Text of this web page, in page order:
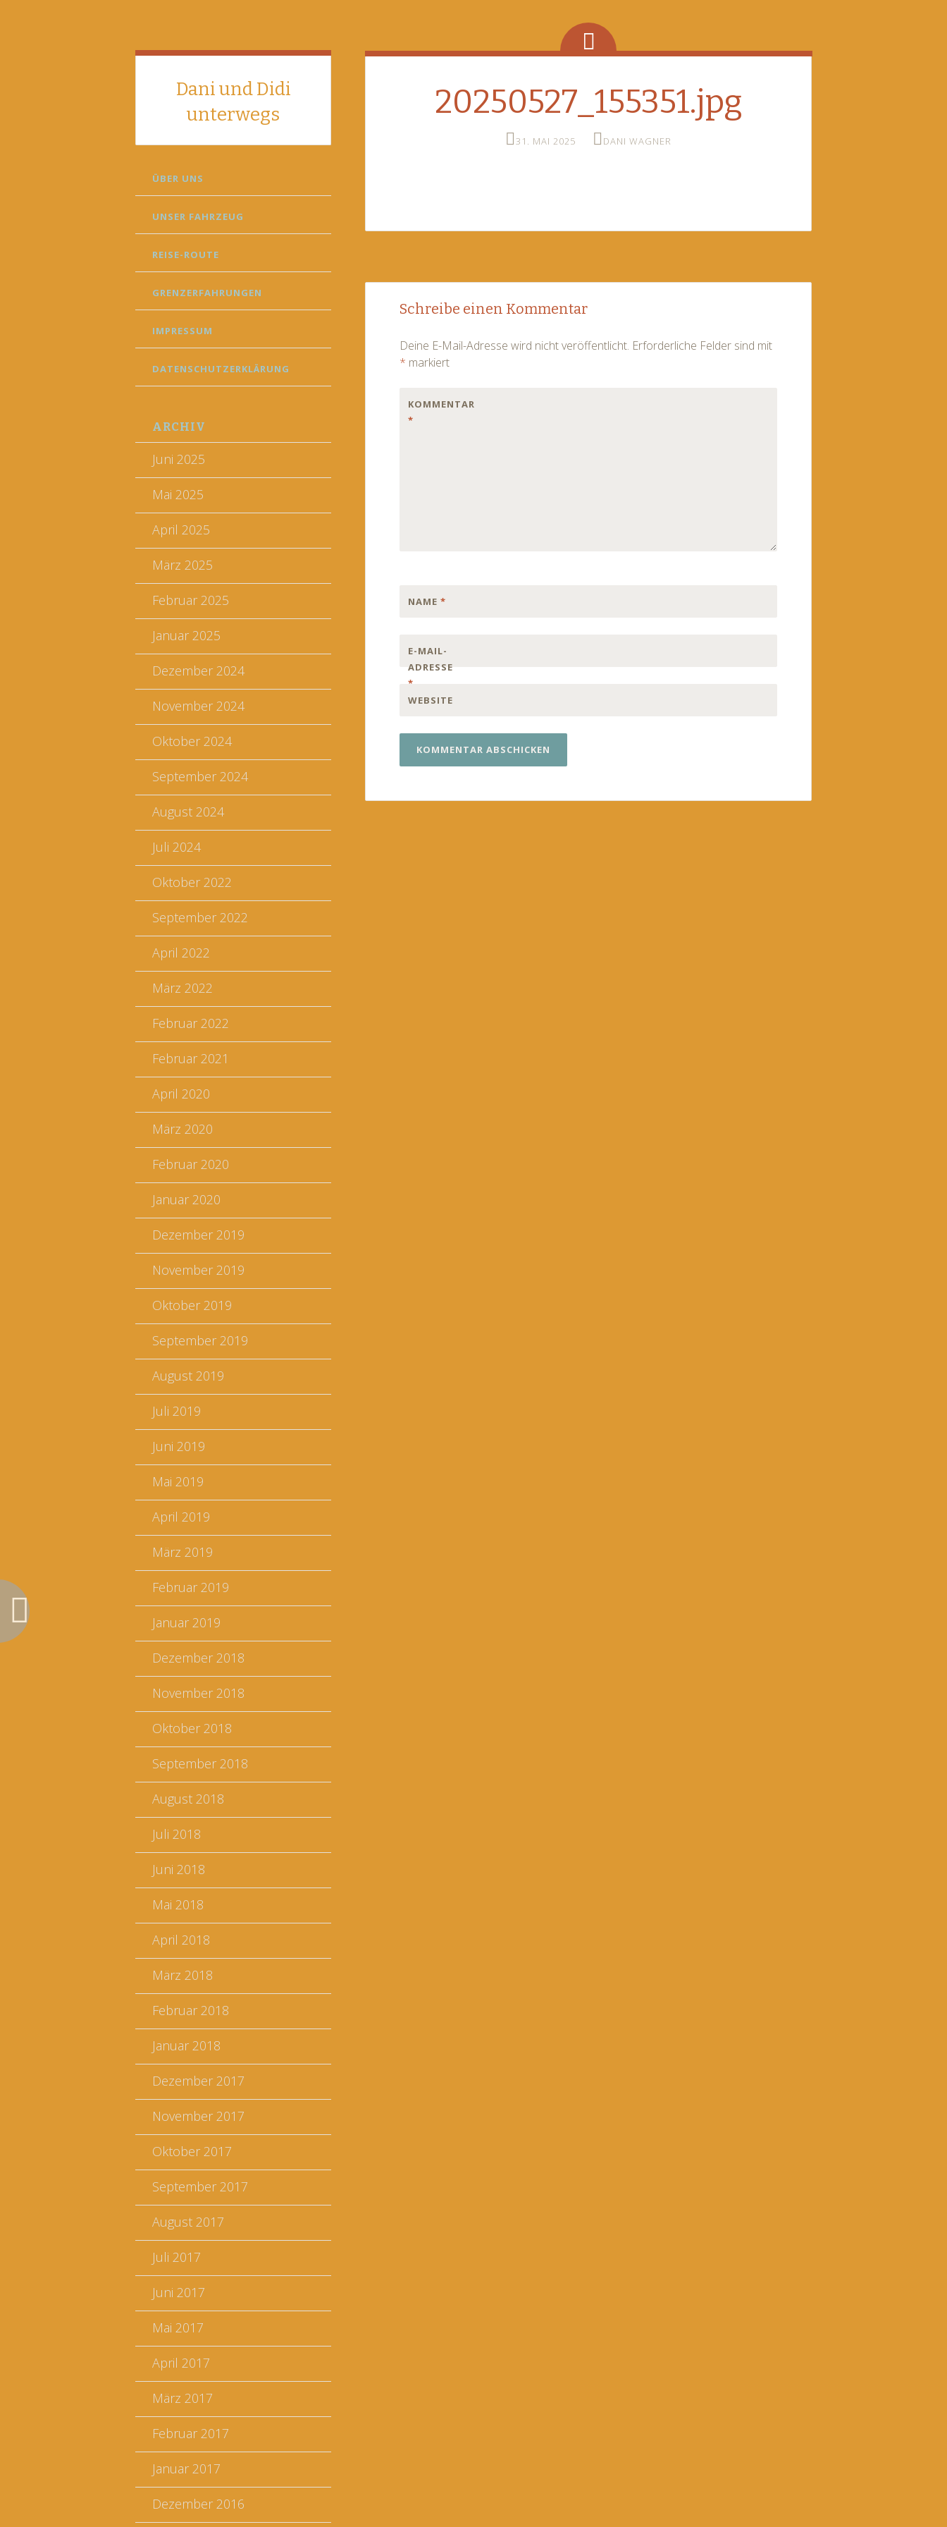
Dani und Didi
unterwegs
SKIP
TO
ÜBER UNS
UNSER FAHRZEUG
REISE-ROUTE
GRENZERFAHRUNGEN
IMPRESSUM
DATENSCHUTZERKLÄRUNG
ARCHIV
Juni 2025
Mai 2025
April 2025
März 2025
Februar 2025
Januar 2025
Dezember 2024
November 2024
Oktober 2024
September 2024
August 2024
Juli 2024
Oktober 2022
September 2022
April 2022
März 2022
Februar 2022
Februar 2021
April 2020
März 2020
Februar 2020
Januar 2020
Dezember 2019
November 2019
Oktober 2019
September 2019
August 2019
Juli 2019
Juni 2019
Mai 2019
April 2019
März 2019
Februar 2019
Januar 2019
Dezember 2018
November 2018
Oktober 2018
September 2018
August 2018
Juli 2018
Juni 2018
Mai 2018
April 2018
März 2018
Februar 2018
Januar 2018
Dezember 2017
November 2017
Oktober 2017
September 2017
August 2017
Juli 2017
Juni 2017
Mai 2017
April 2017
März 2017
Februar 2017
Januar 2017
Dezember 2016
20250527_155351.jpg
31. MAI 2025 DANI WAGNER
Post
Schreibe einen Kommentar
Deine E-Mail-Adresse wird nicht veröffentlicht. Erforderliche Felder sind mit
* markiert
KOMMENTAR
*
NAME*
E-MAIL-
ADRESSE
*
WEBSITE